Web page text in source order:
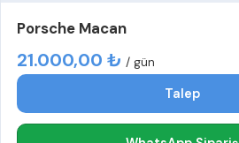
Porsche Macan
21.000,00 ₺ / gün
Talep